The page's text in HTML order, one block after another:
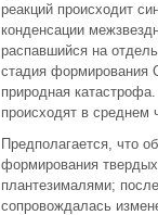
реакций происходит
конденсации
распавшийся на
стадия формирования
природная
происходят в среднем
Предполагается, что
формирования
плантезималями;
сопровождалась